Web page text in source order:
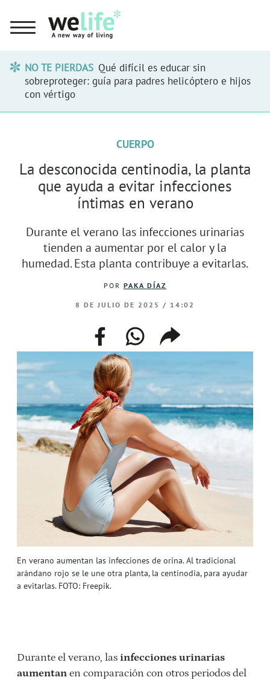
NO TE PIERDAS Qué difícil es educar sin
sobreproteger: guía para padres helicóptero e hijos
con vértigo
En verano aumentan las infecciones de orina. Al tradicional
arándano rojo se le une otra planta, la centinodia, para ayudar
a evitarlas. FOTO: Freepik.
CUERPO
La desconocida centinodia, la planta
que ayuda a evitar infecciones
íntimas en verano
Durante el verano las infecciones urinarias
tienden a aumentar por el calor y la
humedad. Esta planta contribuye a evitarlas.
POR PAKA DÍAZ
8 DE JULIO DE 2025 / 14:02
facebookwhatsappcompartir
enlace
Durante el verano, las infecciones urinarias
aumentan en comparación con otros periodos del